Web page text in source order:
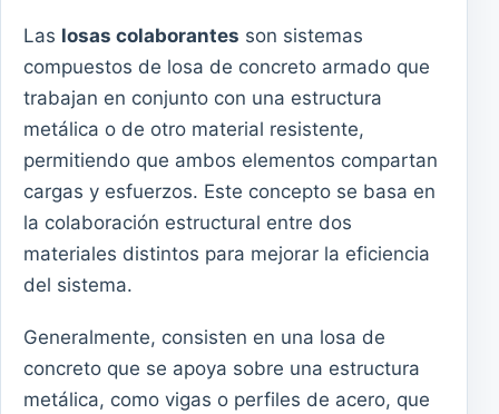
Las losas colaborantes son sistemas
compuestos de losa de concreto armado que
trabajan en conjunto con una estructura
metálica o de otro material resistente,
permitiendo que ambos elementos compartan
cargas y esfuerzos. Este concepto se basa en
la colaboración estructural entre dos
materiales distintos para mejorar la eficiencia
del sistema.
Generalmente, consisten en una losa de
concreto que se apoya sobre una estructura
metálica, como vigas o perfiles de acero, que